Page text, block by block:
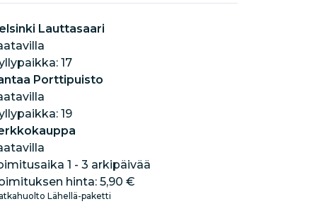
Lauttasaari
17
Porttipuisto
19
1 - 3 arkipäivää
hinta: 5,90 €
Lähellä-paketti